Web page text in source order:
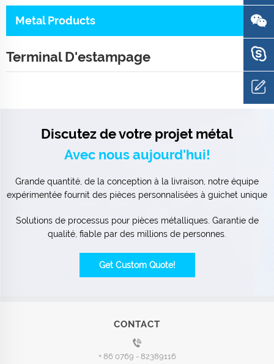
Metal Products
Terminal D'estampage
Discutez de votre projet métal
Avec nous aujourd'hui!
Grande quantité, de la conception à la livraison, notre équipe
expérimentée fournit des pièces personnalisées à guichet unique
Solutions de processus pour pièces métalliques. Garantie de
qualité, fiable par des millions de personnes.
Get Custom Quote!
CONTACT
+ 86 0769 - 82389116